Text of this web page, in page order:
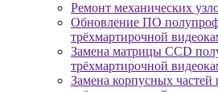
Ремонт механических
Обновление ПО
трёхмартирочной
Замена матрицы CCD
трёхмартирочной
Замена корпусных